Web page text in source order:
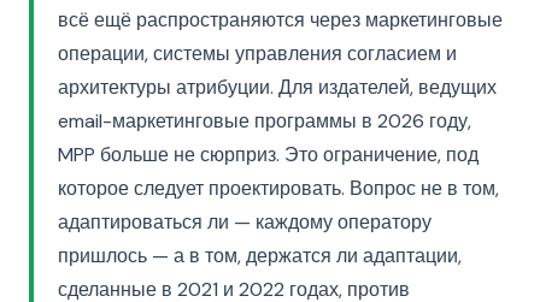
всё ещё распространяются через маркетинговые
операции, системы управления согласием и
архитектуры атрибуции. Для издателей, ведущих
email-маркетинговые программы в 2026 году,
MPP больше не сюрприз. Это ограничение, под
которое следует проектировать. Вопрос не в том,
адаптироваться ли — каждому оператору
пришлось — а в том, держатся ли адаптации,
сделанные в 2021 и 2022 годах, против